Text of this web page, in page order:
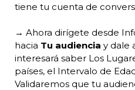
tiene tu cuenta de
→ Ahora dirígete desde
hacia Tu audiencia y dale
interesará saber Los
países, el Intervalo de
Validaremos que tu